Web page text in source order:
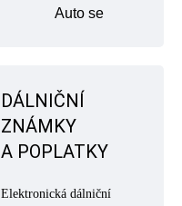
Auto se
DÁLNIČNÍ
ZNÁMKY
A POPLATKY
Elektronická dálniční